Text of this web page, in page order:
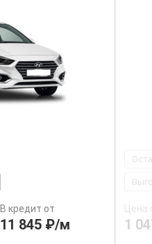
В кредит от
11 845 ₽/м
Цена
1